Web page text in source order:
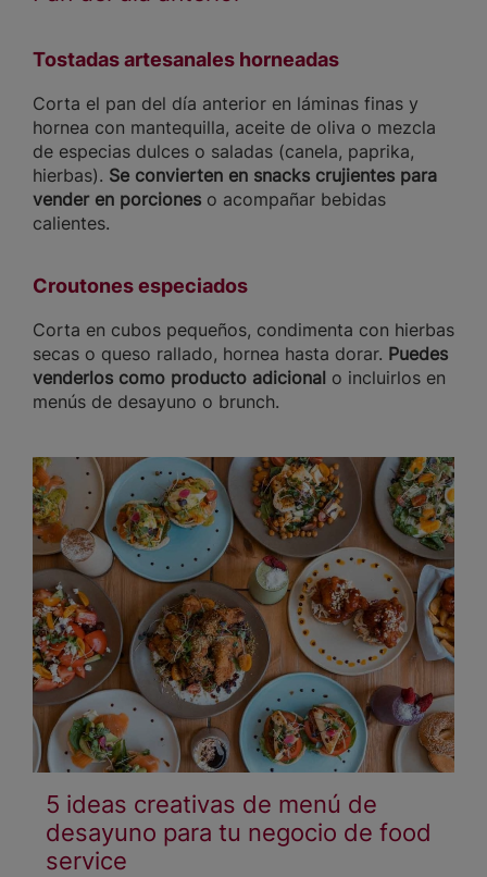
Tostadas artesanales horneadas
Corta el pan del día anterior en láminas finas y
hornea con mantequilla, aceite de oliva o mezcla
de especias dulces o saladas (canela, paprika,
hierbas). Se convierten en snacks crujientes para
vender en porciones o acompañar bebidas
calientes.
Croutones especiados
Corta en cubos pequeños, condimenta con hierbas
secas o queso rallado, hornea hasta dorar. Puedes
venderlos como producto adicional o incluirlos en
menús de desayuno o brunch.
5 ideas creativas de menú de
desayuno para tu negocio de food
service